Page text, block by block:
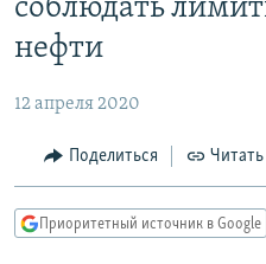
основному
Вернутся
Вернутся
АВТОРСКИЕ ПРОЕКТЫ
МНЕНИЯ
КУЛЬТУРА
КАВКАЗ.РЕАЛИИ
соблюдать
нефти
12 апреля 2020
Поделиться Читать
Приоритетный источник в Google